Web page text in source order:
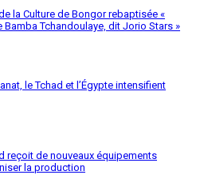
la Culture de Bongor rebaptisée «
Bamba Tchandoulaye, dit Jorio Stars »
le Tchad et l’Égypte intensifient
reçoit de nouveaux équipements
la production